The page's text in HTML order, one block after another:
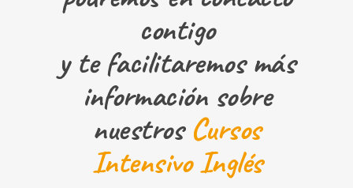
contigo
y te facilitaremos más
información sobre
nuestros Cursos
Intensivo Inglés